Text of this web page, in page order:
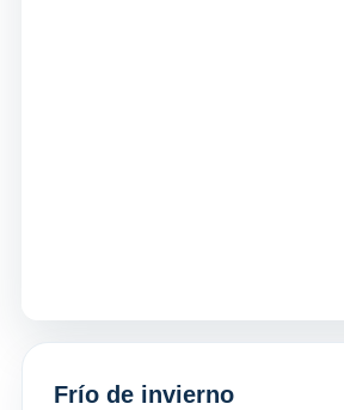
Frío de invierno